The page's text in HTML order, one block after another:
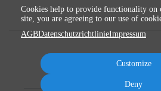
Cookies help to provide functionality on
site, you are agreeing to our use of
AGBDatenschutzrichtlinieImpressum
Customize
Deny